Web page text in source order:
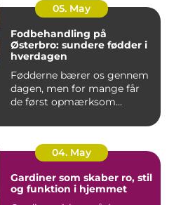
05. May
Fodbehandling på
Østerbro: sundere fødder i
hverdagen
Fødderne bærer os gennem
dagen, men for mange får
de først opmærksom...
04. May
Gardiner som skaber ro, stil
og funktion i hjemmet